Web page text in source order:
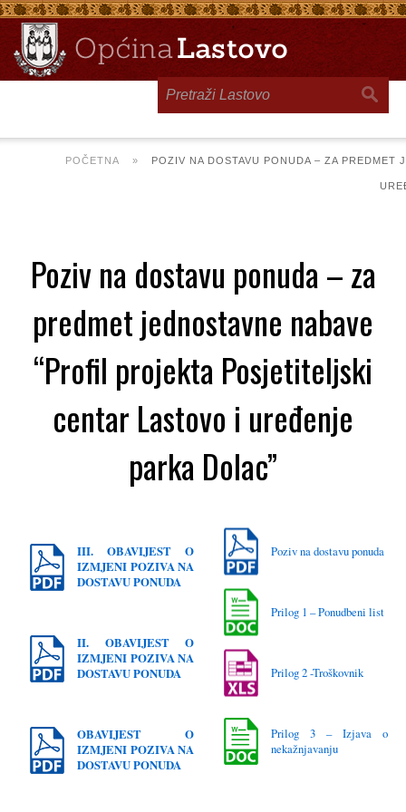
POČETNA » POZIV NA DOSTAVU PONUDA – ZA PREDMET
Poziv na dostavu ponuda – za
predmet jednostavne nabave
“Profil projekta Posjetiteljski
centar Lastovo i uređenje
parka Dolac”
III. OBAVIJEST O
IZMJENI POZIVA NA
DOSTAVU PONUDA
II. OBAVIJEST O
IZMJENI POZIVA NA
DOSTAVU PONUDA
OBAVIJEST O
IZMJENI POZIVA NA
DOSTAVU PONUDA
Poziv na dostavu ponuda
Prilog 1 – Ponudbeni list
Prilog 2 -Troškovnik
Prilog 3 – Izjava o
nekažnjavanju